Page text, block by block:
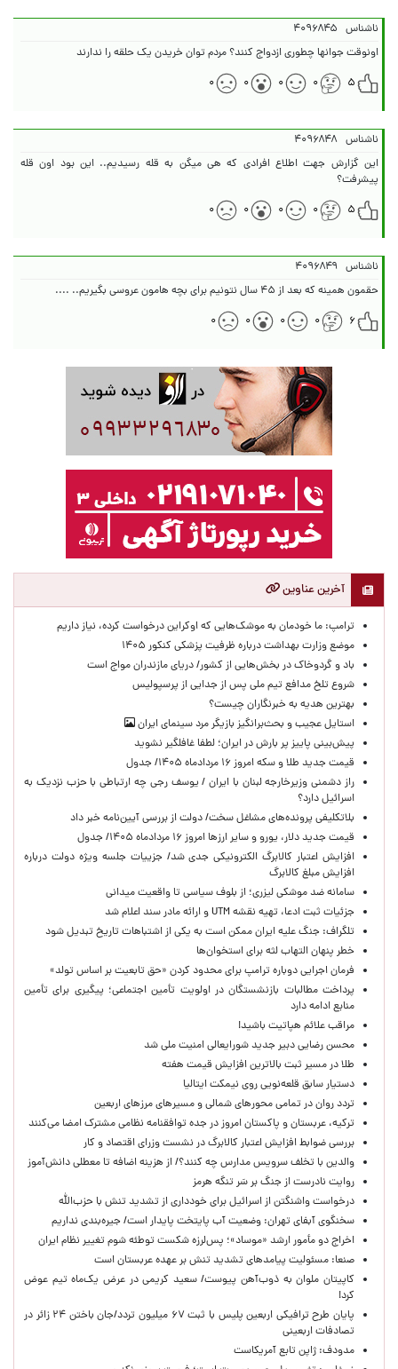
ناشناس ۴۰۹۶۸۴۵
اونوقت جوانها چطوری ازدواج کنند؟ مردم توان خریدن یک حلقه را ندارند
۵
۰ ۰ ۰ ۰
ناشناس ۴۰۹۶۸۴۸
این گزارش جهت اطلاع افرادی که هی میگن به قله رسیدیم.. این بود اون قله
پیشرفت؟
۵
۰ ۰ ۰ ۰
ناشناس ۴۰۹۶۸۴۹
حقمون همینه که بعد از ۴۵ سال نتونیم برای بچه هامون عروسی بگیریم.. ....
۶
۰ ۰ ۰ ۰
آخرین عناوین
ترامپ: ما خودمان به موشک‌هایی که اوکراین درخواست کرده، نیاز داریم
موضع وزارت بهداشت درباره ظرفیت پزشکی کنکور ۱۴۰۵
باد و گردوخاک در بخش‌هایی از کشور/ دریای مازندران مواج است
شروع تلخ مدافع تیم ملی پس از جدایی از پرسپولیس
بهترین هدیه به خبرنگاران چیست؟
استایل عجیب و بحث‌برانگیز بازیگر مرد سینمای ایران
پیش‌بینی پاییز پر بارش در ایران؛ لطفا غافلگیر نشوید
قیمت جدید طلا و سکه امروز ۱۶ مردادماه ۱۴۰۵/ جدول
راز دشمنی وزیرخارجه لبنان با ایران / یوسف رجی چه ارتباطی با حزب نزدیک به
اسرائیل دارد؟
بلاتکلیفی پرونده‌های مشاغل سخت/ دولت از بررسی آیین‌نامه خبر داد
قیمت جدید دلار، یورو و سایر ارزها امروز ۱۶ مردادماه ۱۴۰۵/ جدول
افزایش اعتبار کالابرگ الکترونیکی جدی شد/ جزییات جلسه ویژه دولت درباره
افزایش مبلغ کالابرگ
سامانه ضد موشکی لیزری؛ از بلوف سیاسی تا واقعیت میدانی
جزئیات ثبت ادعا، تهیه نقشه UTM و ارائه مادر سند اعلام شد
تلگراف: جنگ علیه ایران ممکن است به یکی از اشتباهات تاریخ تبدیل شود
خطر پنهان التهاب لثه برای استخوان‌ها
فرمان اجرایی دوباره ترامپ برای محدود کردن «حق تابعیت بر اساس تولد»
پرداخت مطالبات بازنشستگان در اولویت تأمین اجتماعی؛ پیگیری برای تأمین
منابع ادامه دارد
مراقب علائم هپاتیت باشید!
محسن رضایی دبیر جدید شورایعالی امنیت ملی شد
طلا در مسیر ثبت بالاترین افزایش قیمت هفته
دستیار سابق قلعه‌نویی روی نیمکت ایتالیا
تردد روان در تمامی محورهای شمالی و مسیرهای مرزهای اربعین
ترکیه، عربستان و پاکستان امروز در جده توافقنامه نظامی مشترک امضا می‌کنند
بررسی ضوابط افزایش اعتبار کالابرگ در نشست وزرای اقتصاد و کار
والدین با تخلف سرویس مدارس چه کنند؟/ از هزینه اضافه تا معطلی دانش‌آموز
روایت نادرست از جنگ بر سَر تنگه هرمز
درخواست واشنگتن از اسرائیل برای خودداری از تشدید تنش با حزب‌الله
سخنگوی آبفای تهران: وضعیت آب پایتخت پایدار است/ جیره‌بندی نداریم
اخراج دو مأمور ارشد «موساد»؛ پس‌لرزه شکست توطئه شوم تغییر نظام ایران
صنعا: مسئولیت پیامدهای تشدید تنش بر عهده عربستان است
کاپیتان ملوان به ذوب‌آهن پیوست/ سعید کریمی در عرض یک‌ماه تیم عوض
کرد!
پایان طرح ترافیکی اربعین پلیس با ثبت ۶۷ میلیون تردد/جان باختن ۲۴ زائر در
تصادفات اربعینی
مدودف: ژاپن تابع آمریکاست